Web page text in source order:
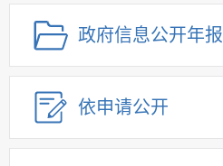
重大建设项目领域
涉企收费和市场准入负面清单
价格领域
信用领域
民生工程
政府信息公开年报
依申请公开